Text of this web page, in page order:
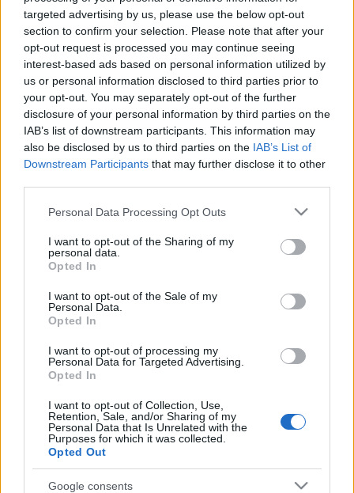
targeted advertising by us, please use the below opt-out
section to confirm your selection. Please note that after your
opt-out request is processed you may continue seeing
interest-based ads based on personal information utilized by
us or personal information disclosed to third parties prior to
your opt-out. You may separately opt-out of the further
disclosure of your personal information by third parties on the
IAB’s list of downstream participants. This information may
also be disclosed by us to third parties on the IAB’s List of
Downstream Participants that may further disclose it to other
Please note that this website/app uses one or more Google
not limited to your visit or usage behaviour. You may click to
grant or deny consent to Google and its third-party tags to
use your data for below specified purposes in below Google
consent section.
Personal Data Processing Opt Outs
I want to opt-out of the Sharing of my
personal data.
Opted In
I want to opt-out of the Sale of my
Personal Data.
Opted In
I want to opt-out of processing my
Personal Data for Targeted Advertising.
Opted In
I want to opt-out of Collection, Use,
Retention, Sale, and/or Sharing of my
Personal Data that Is Unrelated with the
Purposes for which it was collected.
Opted Out
Google consents
- Hát, ahogy a szemével is tetszik látni, termeljük
kifele a lápot.
- Kitermelik? Ember, tudja mit csinálnak maguk?
Tudja maga, hogy milyen páratlan és
felbecsülhetetlen értékű ökoszisztéma egy tőzegláp?
Magyarországon ma minden láp törvényi védelem
alatt áll!
- Nekünk kérem, engedélyünk van a kitermelésre!
- Azonnali hatállyal visszavonom! Mindenki hagyja
abba a munkát!
- Várjon, Illés úr...
- Persze, államizé úr, felhívom az elöljárómat, vagyis
a főnököt, na. ... Kovács III. István jelentkezem. ... Igen
van egy kicsi, valami Illés Zoltán titkár úr van itt és le
akarja állíttatni a munkát. ... Rendben, adom. ...
Magával akar beszélni.
- Halló, Illés Zoltán környezetvédelmi államtitkár
vagyok, minden engedélyt azonnal visszavonok! …
meg. … Hú! … Értem, rendben, minden jót és
üdvözlöm a kedves családot is! Visszhall!
- Fenéket, ne az adófizetők pénzén henyéljenek itt
egész nap, ahelyett, hogy a kedves tulajdonosoknak
növelnék a profitot! Ha lazsálnak tovább, a büdös
életben nem termelik ki ezt a ragadós szart!
Munkára fiúk!